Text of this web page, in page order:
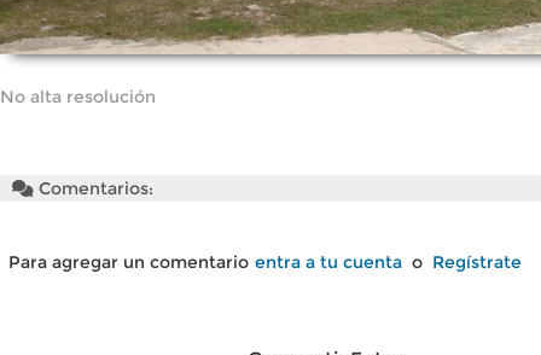
No alta resolución
Comentarios:
Para agregar un comentario entra a tu cuenta o Regístrate